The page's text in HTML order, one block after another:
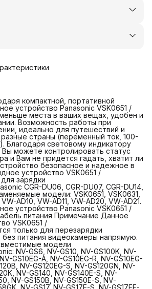
в Сплит
компактной, портативной
устройство Panasonic VSK0651 /
места в ваших вещах, удобен и
Возможность работы при
идеально для путешествий и
страны (переменный ток, 100-
Благодаря световому индикатору
Вы можете контролировать статус
и Вам не придется гадать, хватит ли
безопасное и надежное в
устройство VSK0651 /
зарядки
CGR-DU06, CGR-DU07, CGR-DU14,
модели: VSK0651, VSK0631,
AD10, VW-AD11, VW-AD20, VW-AD21.
устройство Panasonic VSK0651 /
питания Примечание Данное
VSK0651 /
только для перезарядки
без питания видеокамеры напрямую.
модели
NV-GS6, NV-GS10, NV-GS100K, NV-
GS10EG-A, NV-GS10EG-R, NV-GS10EG-
NV-GS120EG-S, NV-GS120GN, NV-
NV-GS140, NV-GS140E-S, NV-
NV-GS150B, NV-GS150E-S, NV-